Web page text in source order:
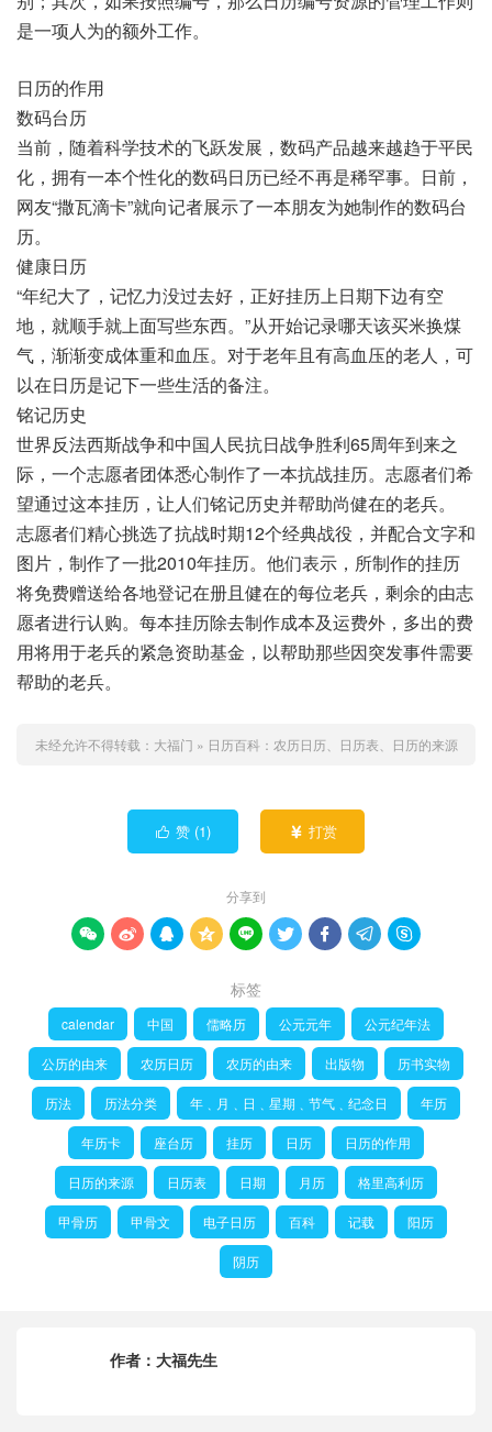
是一项人为的额外工作。
日历的作用
数码台历
当前，随着科学技术的飞跃发展，数码产品越来越趋于平民
化，拥有一本个性化的数码日历已经不再是稀罕事。日前，
网友“撒瓦滴卡”就向记者展示了一本朋友为她制作的数码台
历。
健康日历
“年纪大了，记忆力没过去好，正好挂历上日期下边有空
地，就顺手就上面写些东西。”从开始记录哪天该买米换煤
气，渐渐变成体重和血压。对于老年且有高血压的老人，可
以在日历是记下一些生活的备注。
铭记历史
世界反法西斯战争和中国人民抗日战争胜利65周年到来之
际，一个志愿者团体悉心制作了一本抗战挂历。志愿者们希
望通过这本挂历，让人们铭记历史并帮助尚健在的老兵。
志愿者们精心挑选了抗战时期12个经典战役，并配合文字和
图片，制作了一批2010年挂历。他们表示，所制作的挂历
将免费赠送给各地登记在册且健在的每位老兵，剩余的由志
愿者进行认购。每本挂历除去制作成本及运费外，多出的费
用将用于老兵的紧急资助基金，以帮助那些因突发事件需要
帮助的老兵。
未经允许不得转载： 大福门 » 日历百科：农历日历、日历表、日历的来源
 赞 (1)  打赏
分享到
        
标签
calendar 中国 儒略历 公元元年 公元纪年法
公历的由来 农历日历 农历的由来 出版物 历书实物
历法 历法分类 年﹑月﹑日﹑星期﹑节气﹑纪念日 年历
年历卡 座台历 挂历 日历 日历的作用
日历的来源 日历表 日期 月历 格里高利历
甲骨历 甲骨文 电子日历 百科 记载 阳历
阴历
作者： 大福先生